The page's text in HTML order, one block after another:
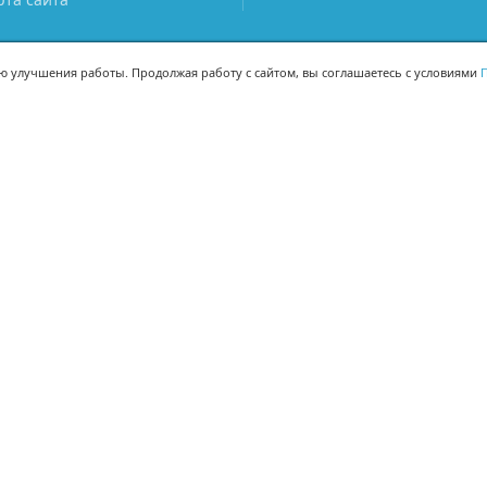
улучшения работы. Продолжая работу с сайтом, вы соглашаетесь с условиями